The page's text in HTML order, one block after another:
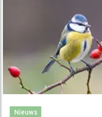
Nieuws